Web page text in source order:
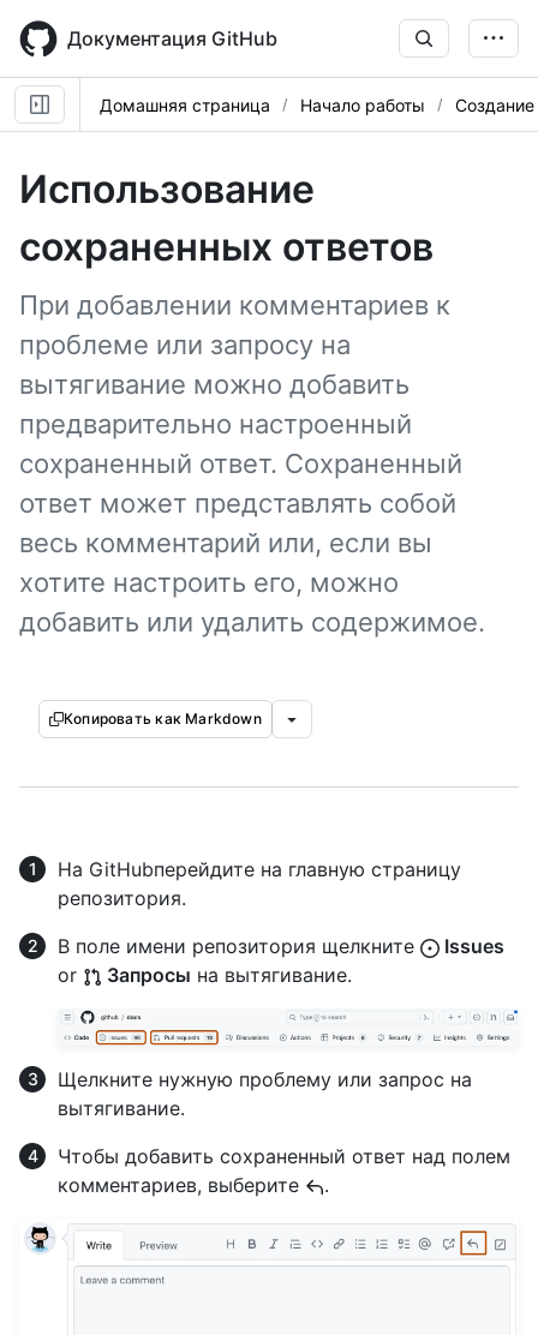
main
content
Документация GitHub
Домашняя страница Начало работы
Использование
сохраненных ответов
При добавлении комментариев к
проблеме или запросу на
вытягивание можно добавить
предварительно настроенный
сохраненный ответ. Сохраненный
ответ может представлять собой
весь комментарий или, если вы
хотите настроить его, можно
добавить или удалить содержимое.
Копировать как Markdown
На GitHubперейдите на главную страницу
репозитория.
В поле имени репозитория щелкните
Issues
or
Запросы на вытягивание.
Щелкните нужную проблему или запрос на
вытягивание.
Чтобы добавить сохраненный ответ над полем
комментариев, выберите
.